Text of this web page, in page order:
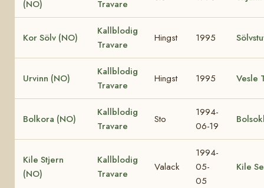
(NO)
Travare
Kor Sölv (NO)
Kallblodig
Travare
Hingst 1995
Urvinn (NO)
Kallblodig
Travare
Hingst 1995 Vesle
Bolkora (NO)
Kallblodig
Travare
Sto
1994-
06-19
Kile Stjern
(NO)
Kallblodig
Travare
Valack
1994-
05-
05
Kile